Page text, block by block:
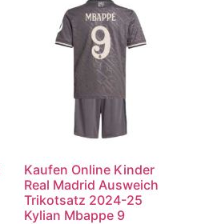
Kaufen Online Kinder
Real Madrid Ausweich
Trikotsatz 2024-25
Kylian Mbappe 9